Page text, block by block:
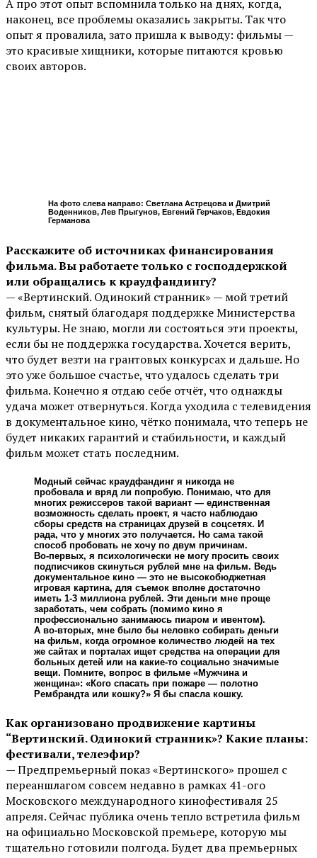
А про этот опыт вспомнила только на днях, когда,
наконец, все проблемы оказались закрыты. Так что
опыт я провалила, зато пришла к выводу: фильмы —
это красивые хищники, которые питаются кровью
своих авторов.
На фото слева направо: Светлана Астрецова и Дмитрий
Воденников, Лев Прыгунов, Евгений Герчаков, Евдокия
Германова
Расскажите об источниках финансирования
фильма. Вы работаете только с господдержкой
или обращались к краудфандингу?
— «Вертинский. Одинокий странник» — мой третий
фильм, снятый благодаря поддержке Министерства
культуры. Не знаю, могли ли состояться эти проекты,
если бы не поддержка государства. Хочется верить,
что будет везти на грантовых конкурсах и дальше. Но
это уже большое счастье, что удалось сделать три
фильма. Конечно я отдаю себе отчёт, что однажды
удача может отвернуться. Когда уходила с телевидения
в документальное кино, чётко понимала, что теперь не
будет никаких гарантий и стабильности, и каждый
фильм может стать последним.
Модный сейчас краудфандинг я никогда не
пробовала и вряд ли попробую. Понимаю, что для
многих режиссеров такой вариант — единственная
возможность сделать проект, я часто наблюдаю
сборы средств на страницах друзей в соцсетях. И
рада, что у многих это получается. Но сама такой
способ пробовать не хочу по двум причинам.
Во-первых, я психологически не могу просить своих
подписчиков скинуться рублей мне на фильм. Ведь
документальное кино — это не высокобюджетная
игровая картина, для съемок вполне достаточно
иметь 1-3 миллиона рублей. Эти деньги мне проще
заработать, чем собрать (помимо кино я
профессионально занимаюсь пиаром и ивентом).
А во-вторых, мне было бы неловко собирать деньги
на фильм, когда огромное количество людей на тех
же сайтах и порталах ищет средства на операции для
больных детей или на какие-то социально значимые
вещи. Помните, вопрос в фильме «Мужчина и
женщина»: «Кого спасать при пожаре — полотно
Рембрандта или кошку?» Я бы спасла кошку.
Как организовано продвижение картины
“Вертинский. Одинокий странник»? Какие планы:
фестивали, телеэфир?
— Предпремьерный показ «Вертинского» прошел с
переаншлагом совсем недавно в рамках 41-ого
Московского международного кинофестиваля 25
апреля. Сейчас публика очень тепло встретила фильм
на официально Московской премьере, которую мы
тщательно готовили полгода. Будет два премьерных